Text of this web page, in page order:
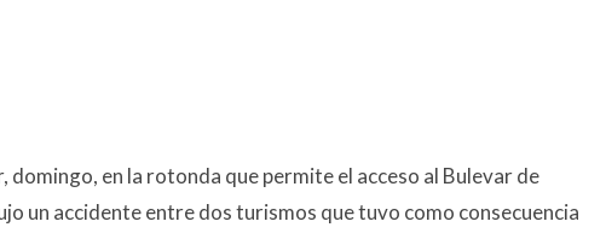
domingo, en la rotonda que permite el acceso al Bulevar de
un accidente entre dos turismos que tuvo como consecuencia